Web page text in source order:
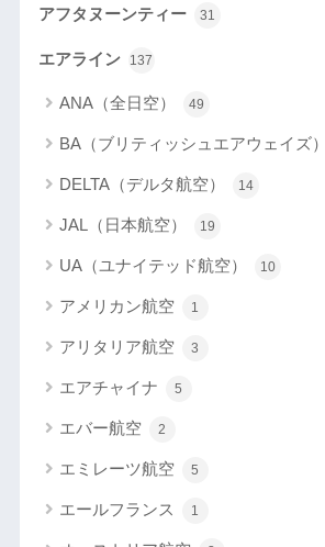
アフタヌーンティー 31
エアライン 137
ANA（全日空） 49
BA（ブリティッシュエアウェイズ）
DELTA（デルタ航空） 14
JAL（日本航空） 19
UA（ユナイテッド航空） 10
アメリカン航空 1
アリタリア航空 3
エアチャイナ 5
エバー航空 2
エミレーツ航空 5
エールフランス 1